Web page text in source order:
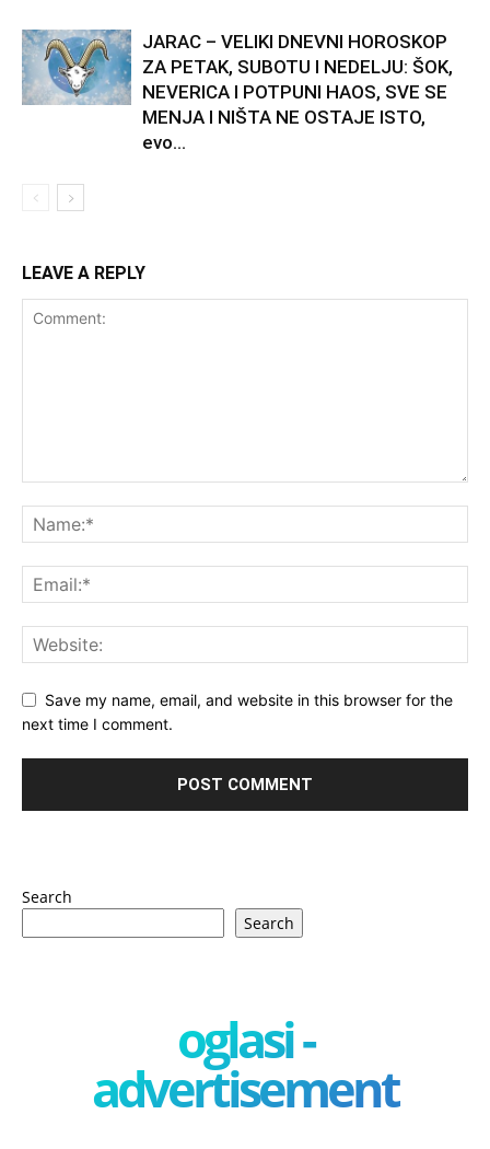
JARAC – VELIKI DNEVNI HOROSKOP
ZA PETAK, SUBOTU I NEDELJU: ŠOK,
NEVERICA I POTPUNI HAOS, SVE SE
MENJA I NIŠTA NE OSTAJE ISTO,
evo...
LEAVE A REPLY
Save my name, email, and website in this browser for the
next time I comment.
Search
Search
oglasi -
advertisement